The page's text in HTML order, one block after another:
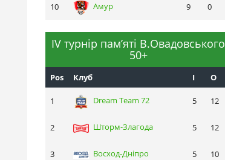
10 Амур 9 0
ІV турнір пам’яті В.Овадовського
50+
Pos Клуб I О
1 Dream Team 72 5 12
2 Шторм-Злагода 5 12
3 Восход-Днiпро 5 10